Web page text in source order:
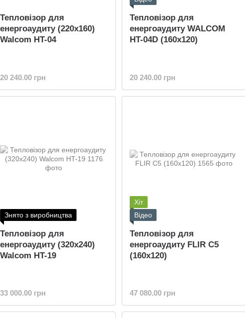
Тепловізор для
енергоаудиту (220x160)
Walcom HT-04
20 240.00 грн
Тепловізор для
енергоаудиту WALCOM
HT-04D (160x120)
20 240.00 грн
Знято з виробництва
Тепловізор для
енергоаудиту (320x240)
Walcom HT-19
33 000.00 грн
Хіт
Відео
Тепловізор для
енергоаудиту FLIR C5
(160x120)
47 080.00 грн